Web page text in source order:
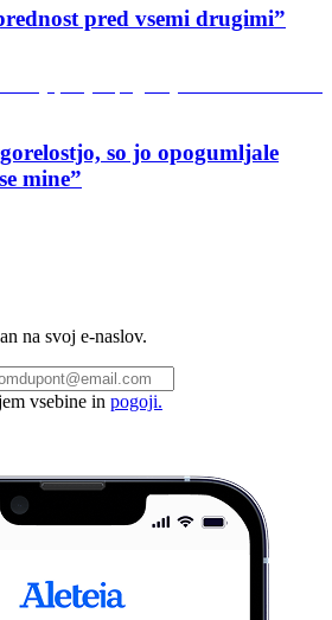
pred vsemi drugimi”
so jo opogumljale
mine”
na svoj e-naslov.
vsebine in pogoji.